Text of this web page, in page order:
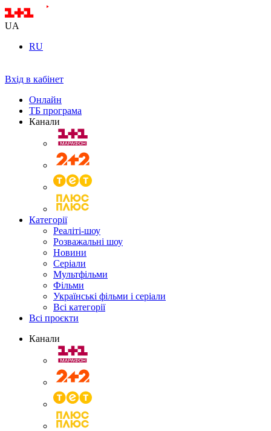
UA
RU
Вхід в кабінет
Онлайн
ТБ програма
Канали
Категорії
Реаліті-шоу
Розважальні шоу
Новини
Серіали
Мультфільми
Фільми
Українські фільми і серіали
Всі категорії
Всі проєкти
Канали